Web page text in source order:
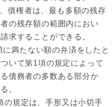
債権者は、最も多額の残存
の残存額の範囲内におい
求することができる。
満たない額の弁済をしたと
いて第1項の規定によって
債務者の多数ある部分か
。
規定は、手形又は小切手